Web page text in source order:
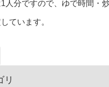
1人分ですので、ゆで時間・
ています。
リ